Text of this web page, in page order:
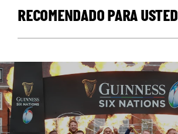
RECOMENDADO PARA USTED